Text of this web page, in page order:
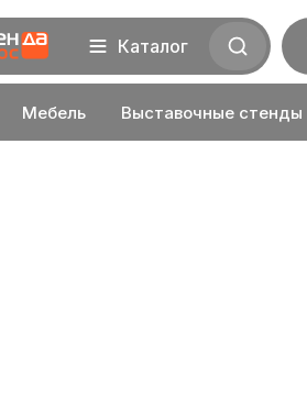
Мебель Выставочные стенды
Каталог